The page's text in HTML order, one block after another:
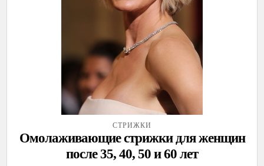
СТРИЖКИ
Омолаживающие стрижки для женщин
после 35, 40, 50 и 60 лет